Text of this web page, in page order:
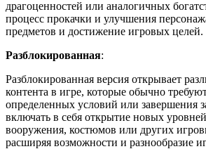
драгоценностей или аналогичных
процесс прокачки и улучшения
предметов и достижение игровых целей.
Разблокированная:
Разблокированная версия открывает
контента в игре, которые обычно
определенных условий или завершения
включать в себя открытие новых
вооружения, костюмов или других
расширяя возможности и разнообразие